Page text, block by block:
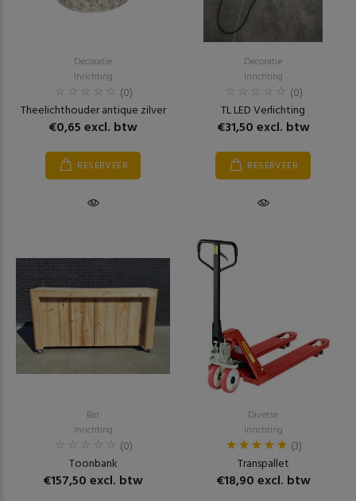
Decoratie
Inrichting
(0)
Theelichthouder antique zilver
€0,65 excl. btw
RESERVEER
Decoratie
Inrichting
(0)
TL LED Verlichting
€31,50 excl. btw
RESERVEER
Bar
Inrichting
(0)
Toonbank
€157,50 excl. btw
Diverse
Inrichting
(3)
Transpallet
€18,90 excl. btw